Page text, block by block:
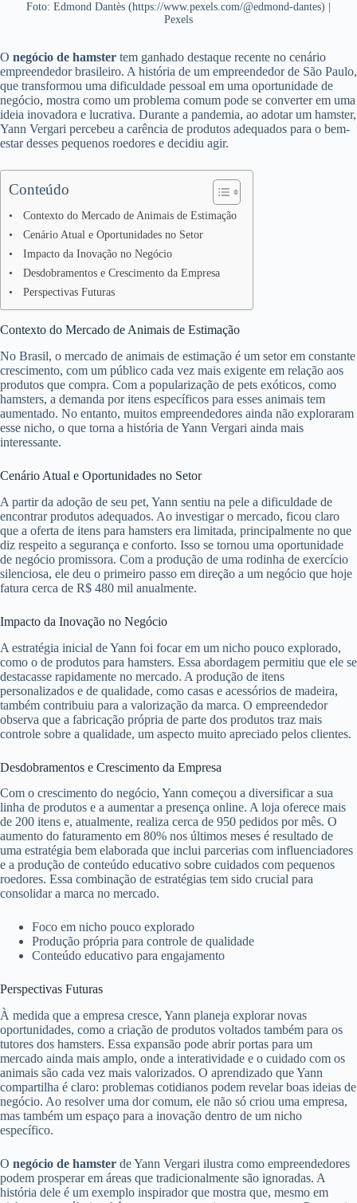
Foto: Edmond Dantès (https://www.pexels.com/@edmond-dantes) |
Pexels
O negócio de hamster tem ganhado destaque recente no cenário
empreendedor brasileiro. A história de um empreendedor de São Paulo,
que transformou uma dificuldade pessoal em uma oportunidade de
negócio, mostra como um problema comum pode se converter em uma
ideia inovadora e lucrativa. Durante a pandemia, ao adotar um hamster,
Yann Vergari percebeu a carência de produtos adequados para o bem-
estar desses pequenos roedores e decidiu agir.
Conteúdo
Contexto do Mercado de Animais de Estimação
Cenário Atual e Oportunidades no Setor
Impacto da Inovação no Negócio
Desdobramentos e Crescimento da Empresa
Perspectivas Futuras
Contexto do Mercado de Animais de Estimação
No Brasil, o mercado de animais de estimação é um setor em constante
crescimento, com um público cada vez mais exigente em relação aos
produtos que compra. Com a popularização de pets exóticos, como
hamsters, a demanda por itens específicos para esses animais tem
aumentado. No entanto, muitos empreendedores ainda não exploraram
esse nicho, o que torna a história de Yann Vergari ainda mais
interessante.
Cenário Atual e Oportunidades no Setor
A partir da adoção de seu pet, Yann sentiu na pele a dificuldade de
encontrar produtos adequados. Ao investigar o mercado, ficou claro
que a oferta de itens para hamsters era limitada, principalmente no que
diz respeito a segurança e conforto. Isso se tornou uma oportunidade
de negócio promissora. Com a produção de uma rodinha de exercício
silenciosa, ele deu o primeiro passo em direção a um negócio que hoje
fatura cerca de R$ 480 mil anualmente.
Impacto da Inovação no Negócio
A estratégia inicial de Yann foi focar em um nicho pouco explorado,
como o de produtos para hamsters. Essa abordagem permitiu que ele se
destacasse rapidamente no mercado. A produção de itens
personalizados e de qualidade, como casas e acessórios de madeira,
também contribuiu para a valorização da marca. O empreendedor
observa que a fabricação própria de parte dos produtos traz mais
controle sobre a qualidade, um aspecto muito apreciado pelos clientes.
Desdobramentos e Crescimento da Empresa
Com o crescimento do negócio, Yann começou a diversificar a sua
linha de produtos e a aumentar a presença online. A loja oferece mais
de 200 itens e, atualmente, realiza cerca de 950 pedidos por mês. O
aumento do faturamento em 80% nos últimos meses é resultado de
uma estratégia bem elaborada que inclui parcerias com influenciadores
e a produção de conteúdo educativo sobre cuidados com pequenos
roedores. Essa combinação de estratégias tem sido crucial para
consolidar a marca no mercado.
Foco em nicho pouco explorado
Produção própria para controle de qualidade
Conteúdo educativo para engajamento
Perspectivas Futuras
À medida que a empresa cresce, Yann planeja explorar novas
oportunidades, como a criação de produtos voltados também para os
tutores dos hamsters. Essa expansão pode abrir portas para um
mercado ainda mais amplo, onde a interatividade e o cuidado com os
animais são cada vez mais valorizados. O aprendizado que Yann
compartilha é claro: problemas cotidianos podem revelar boas ideias de
negócio. Ao resolver uma dor comum, ele não só criou uma empresa,
mas também um espaço para a inovação dentro de um nicho
específico.
O negócio de hamster de Yann Vergari ilustra como empreendedores
podem prosperar em áreas que tradicionalmente são ignoradas. A
história dele é um exemplo inspirador que mostra que, mesmo em